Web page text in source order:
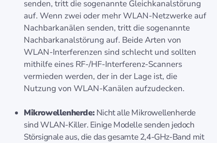
senden, tritt die sogenannte Gleichkanalstörung
auf. Wenn zwei oder mehr WLAN-Netzwerke auf
Nachbarkanälen senden, tritt die sogenannte
Nachbarkanalstörung auf. Beide Arten von
WLAN-Interferenzen sind schlecht und sollten
mithilfe eines RF-/HF-Interferenz-Scanners
vermieden werden, der in der Lage ist, die
Nutzung von WLAN-Kanälen aufzudecken.
Mikrowellenherde: Nicht alle Mikrowellenherde
sind WLAN-Killer. Einige Modelle senden jedoch
Störsignale aus, die das gesamte 2,4-GHz-Band mit